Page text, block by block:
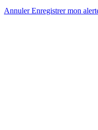
AnnulerEnregistrer mon